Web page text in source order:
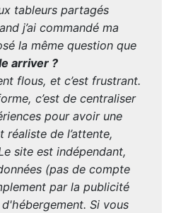
tableurs partagés
j’ai commandé ma
la même question que
arriver ?
flous, et c’est frustrant.
c’est de centraliser
pour avoir une
réaliste de l’attente,
site est indépendant,
(pas de compte
par la publicité
Si vous